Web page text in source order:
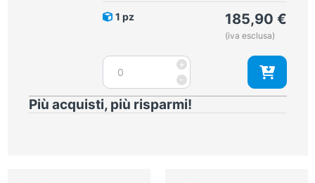
quantità
1 pz 185,90 €
(iva esclusa)
-
Forbice
bendaggi
18
+
Più acquisti, più risparmi!